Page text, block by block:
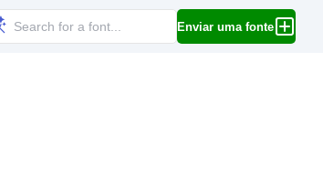
Enviar uma fonte